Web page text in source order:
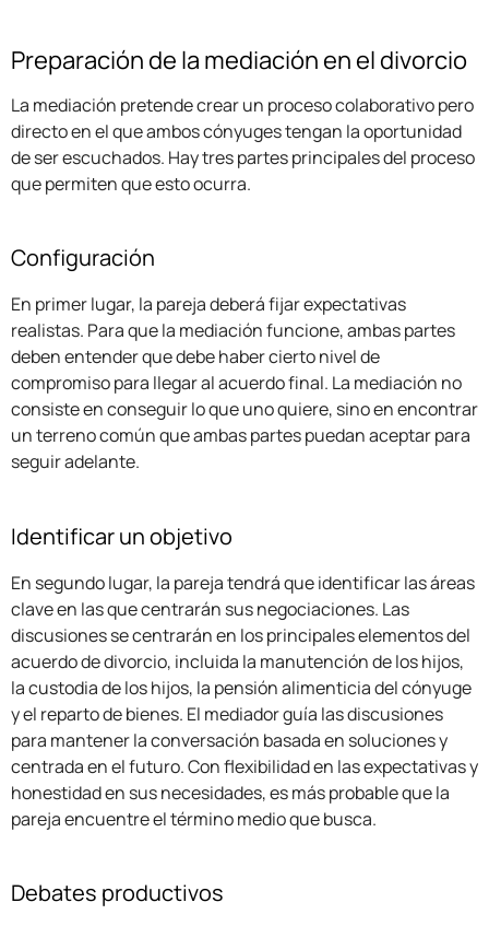
Preparación de la mediación en el divorcio
La mediación pretende crear un proceso colaborativo pero
directo en el que ambos cónyuges tengan la oportunidad
de ser escuchados. Hay tres partes principales del proceso
que permiten que esto ocurra.
Configuración
En primer lugar, la pareja deberá fijar expectativas
realistas. Para que la mediación funcione, ambas partes
deben entender que debe haber cierto nivel de
compromiso para llegar al acuerdo final. La mediación no
consiste en conseguir lo que uno quiere, sino en encontrar
un terreno común que ambas partes puedan aceptar para
seguir adelante.
Identificar un objetivo
En segundo lugar, la pareja tendrá que identificar las áreas
clave en las que centrarán sus negociaciones. Las
discusiones se centrarán en los principales elementos del
acuerdo de divorcio, incluida la manutención de los hijos,
la custodia de los hijos, la pensión alimenticia del cónyuge
y el reparto de bienes. El mediador guía las discusiones
para mantener la conversación basada en soluciones y
centrada en el futuro. Con flexibilidad en las expectativas y
honestidad en sus necesidades, es más probable que la
pareja encuentre el término medio que busca.
Debates productivos